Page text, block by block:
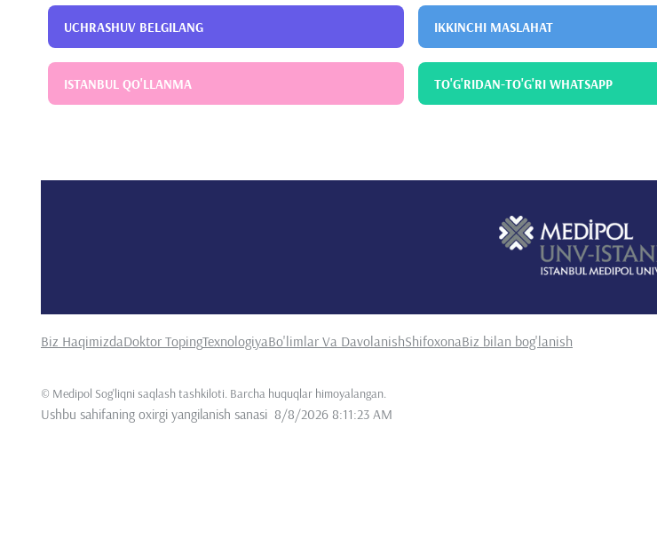
UCHRASHUV BELGILANG IKKINCHI MASLAHAT
ISTANBUL QO'LLANMA TO'G'RIDAN-TO'G'RI WHATSAPP
Biz HaqimizdaDoktor TopingTexnologiyaBo'limlar Va DavolanishShifoxonaBiz bilan bog'lanish
© Medipol Sog'liqni saqlash tashkiloti. Barcha huquqlar himoyalangan.
Ushbu sahifaning oxirgi yangilanish sanasi 8/8/2026 8:11:23 AM